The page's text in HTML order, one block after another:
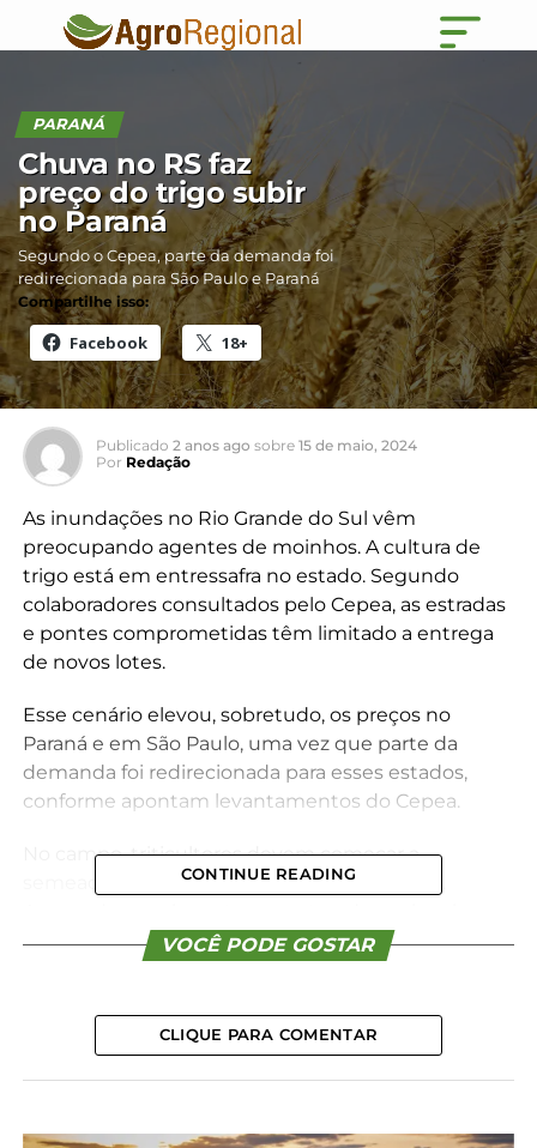
PARANÁ
Chuva no RS faz
preço do trigo subir
no Paraná
Segundo o Cepea, parte da demanda foi
redirecionada para São Paulo e Paraná
Compartilhe isso:
Facebook 18+
Publicado 2 anos ago sobre 15 de maio, 2024
Por Redação
As inundações no Rio Grande do Sul vêm
preocupando agentes de moinhos. A cultura de
trigo está em entressafra no estado. Segundo
colaboradores consultados pelo Cepea, as estradas
e pontes comprometidas têm limitado a entrega
de novos lotes.
Esse cenário elevou, sobretudo, os preços no
Paraná e em São Paulo, uma vez que parte da
demanda foi redirecionada para esses estados,
conforme apontam levantamentos do Cepea.
No campo, triticultores devem começar a
semeadura neste mês no Rio Grande do Sul.
as maiores áreas de cultivo de trigo localizam-se no
noroeste do estado, região menos afetada pelas
pelo Cepea. No Paraná, as atividades já avançam.
*Cepea
CONTINUE READING
VOCÊ PODE GOSTAR
CLIQUE PARA COMENTAR